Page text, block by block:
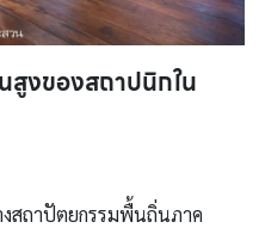
สูงของสถาปนิกใน
สถาปัตยกรรมพื้นถิ่นภาค